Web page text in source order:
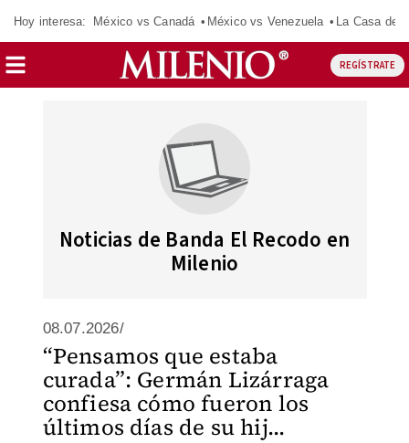
Hoy interesa: México vs Canadá México vs Venezuela La Casa de
REGÍSTRATE
Noticias de Banda El Recodo en
Milenio
08.07.2026/
“Pensamos que estaba
curada”: Germán Lizárraga
confiesa cómo fueron los
últimos días de su hij...